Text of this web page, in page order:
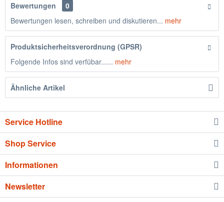
Bewertungen
0
Bewertungen lesen, schreiben und diskutieren... mehr
Produktsicherheitsverordnung (GPSR)
Folgende Infos sind verfübar...... mehr
Ähnliche Artikel
Service Hotline
Shop Service
Informationen
Newsletter